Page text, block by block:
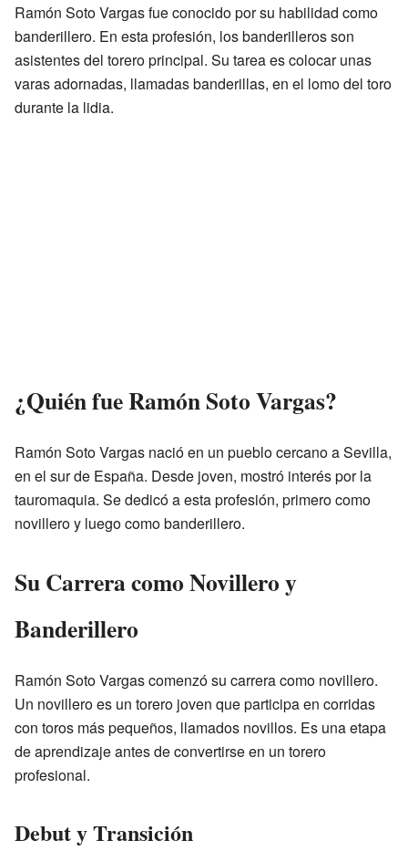
Ramón Soto Vargas fue conocido por su habilidad como
banderillero. En esta profesión, los banderilleros son
asistentes del torero principal. Su tarea es colocar unas
varas adornadas, llamadas banderillas, en el lomo del toro
durante la lidia.
¿Quién fue Ramón Soto Vargas?
Ramón Soto Vargas nació en un pueblo cercano a Sevilla,
en el sur de España. Desde joven, mostró interés por la
tauromaquia. Se dedicó a esta profesión, primero como
novillero y luego como banderillero.
Su Carrera como Novillero y
Banderillero
Ramón Soto Vargas comenzó su carrera como novillero.
Un novillero es un torero joven que participa en corridas
con toros más pequeños, llamados novillos. Es una etapa
de aprendizaje antes de convertirse en un torero
profesional.
Debut y Transición